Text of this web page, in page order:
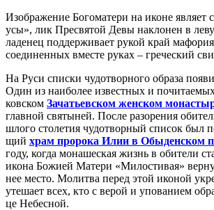
Изо­бра­же­ние Бо­го­ма­те­ри на иконе яв­ля­ет
усы», лик Пре­свя­той Де­вы на­кло­нен в
ла­де­нец под­дер­жи­ва­ет ру­кой край
со­еди­нен­ных вме­сте ру­ках – гре­че­ский
На Ру­си спис­ки чу­до­твор­но­го об­ра­за
Один из наи­бо­лее из­вест­ных и
ков­ском За­ча­тьев­ском жен­ском
глав­ной свя­ты­ней. По­сле ра­зо­ре­ния
шло­го сто­ле­тия чу­до­твор­ный спи­сок был
щий храм про­ро­ка Илии в Обы­ден­ском
го­ду, ко­гда мо­на­ше­ская жизнь в оби­те­ли
ико­на Бо­жи­ей Ма­те­ри «Ми­ло­сти­вая»
нее ме­сто. Мо­лит­ва пе­ред этой ико­ной
уте­ша­ет всех, кто с ве­рой и упо­ва­ни­ем
це Небес­ной.